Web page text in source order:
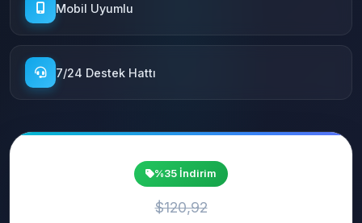
Mobil Uyumlu
7/24 Destek Hattı
%35 İndirim
$120,92